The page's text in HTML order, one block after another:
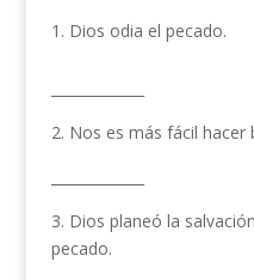
Dios odia el pecado.
2. Nos es más fácil hacer
3. Dios planeó la
pecado.